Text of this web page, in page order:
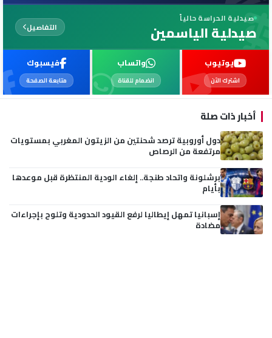
صيدلية الحراسة حالياً
صيدلية الياسمين التفاصيل
يوتيوب
اشترك الآن
واتساب
انضمام للقناة
فيسبوك
متابعة الصفحة
أخبار ذات صلة
دول أوروبية ترصد شحنتين من الزيتون المغربي بمستويات
مرتفعة من الرصاص
برشلونة واتحاد طنجة.. إلغاء الودية المنتظرة قبل موعدها
بأيام
إسبانيا تمهل إيطاليا لرفع القيود الحدودية وتلوح بإجراءات
مضادة